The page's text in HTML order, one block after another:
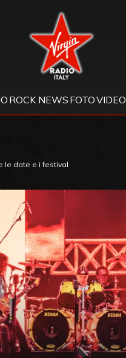
Virgin Radio
ROCK NEWS FOTOVIDEO
le date e i festival